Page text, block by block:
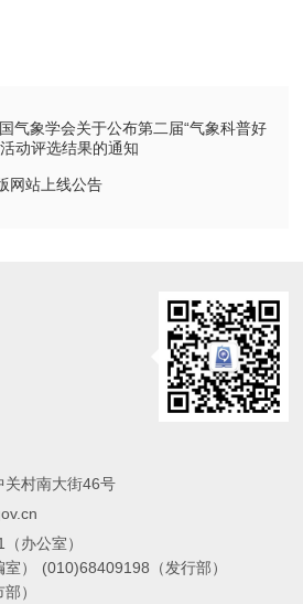
气象学会关于公布第二届“气象科普好
动评选结果的通知
网站上线公告
关村南大街46号
办公室）
）
(010)68409198（发行部）
）